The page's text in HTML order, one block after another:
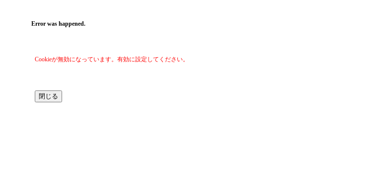
Error was happened.
Cookieが無効になっています。有効に設定してください。